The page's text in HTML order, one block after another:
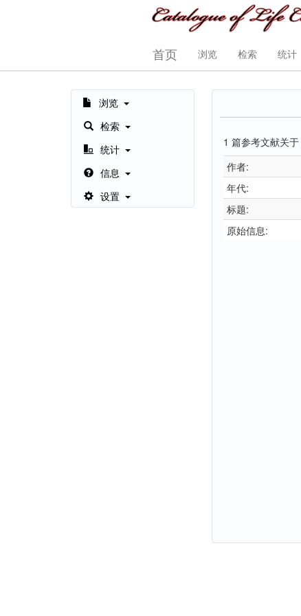
首页 浏览 检索 统计
浏览
检索
统计
信息
设置
1 篇参考文献关于
作者:
年代:
标题:
原始信息: